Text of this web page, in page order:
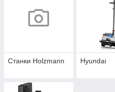
Станки Holzmann Hyundai